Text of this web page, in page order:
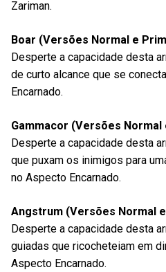
Zariman.
Boar (Versões Normal e
Desperte a capacidade desta
de curto alcance que se
Encarnado.
Gammacor (Versões Normal
Desperte a capacidade desta
que puxam os inimigos para
no Aspecto Encarnado.
Angstrum (Versões Normal
Desperte a capacidade desta
guiadas que ricocheteiam em
Aspecto Encarnado.